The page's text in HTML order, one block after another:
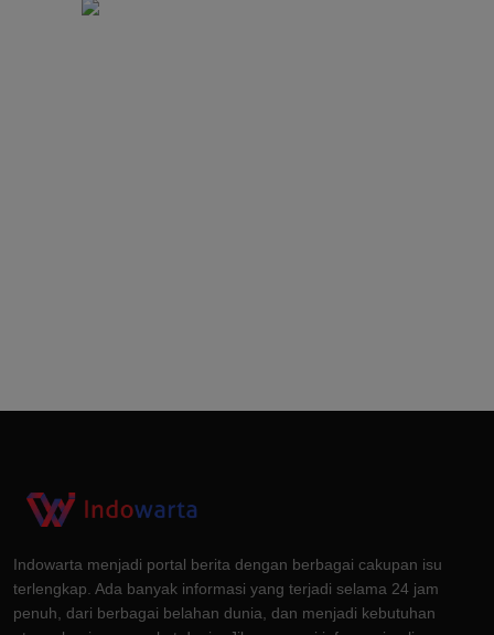
Indowarta menjadi portal berita dengan berbagai cakupan isu
terlengkap. Ada banyak informasi yang terjadi selama 24 jam
penuh, dari berbagai belahan dunia, dan menjadi kebutuhan